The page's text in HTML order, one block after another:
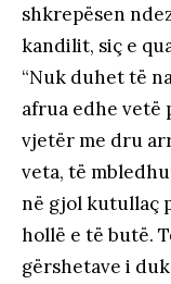
shkrepësen
kandilit, siç e
“Nuk duhet të
afrua edhe vetë
vjetër me dru
veta, të
në gjol kutullaç
hollë e të butë.
gërshetave i